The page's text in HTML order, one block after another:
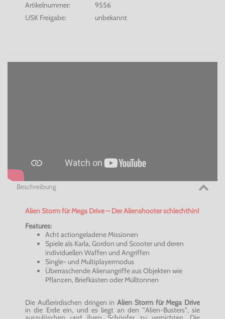
Artikelnummer:
9556
USK Freigabe:
unbekannt
Beschreibung
Alien Stormfür Mega Drive – DerAlienshooterschlechthin!
Features:
Acht actiongeladene Missionen
Spiele als Karla, Gordon und Scooter und deren
individuellen Waffen und Angriffen
Single- und Multiplayermodus
Überraschende Alienangriffe aus Objekten wie
Pflanzen, Briefkästen oder Mülltonnen
Die Außerirdischen dringen in Alien Stormfür Mega Drive
in die Erde ein, und es liegt an den "Alien-Busters", sie